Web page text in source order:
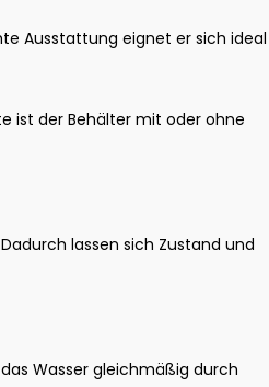
Ausstattung eignet er sich ideal
ist der Behälter mit oder ohne
lassen sich Zustand und
Wasser gleichmäßig durch